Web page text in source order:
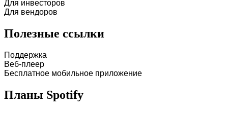
Для инвесторов
Для вендоров
Полезные ссылки
Поддержка
Веб-плеер
Бесплатное мобильное приложение
Планы Spotify